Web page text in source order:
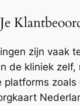
zijn vaak
de kliniek zelf,
platforms zoals